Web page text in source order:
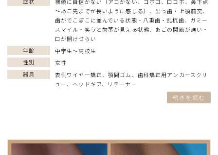
～あご先までが長いように感じる） 、 出っ歯・上顎前突、
歯がでこぼこに並んでいる状態・八重歯・乱杭歯、 ガミー
スマイル・笑うと歯茎が見える状態、 あごの関節が痛い・
口が開けづらい
年齢
中学生〜高校生
性別
女性
器具
表側ワイヤー矯正、顎間ゴム 、 歯科矯正用アンカースクリ
ュー、 ヘッドギア、 リテーナー
続きを読む